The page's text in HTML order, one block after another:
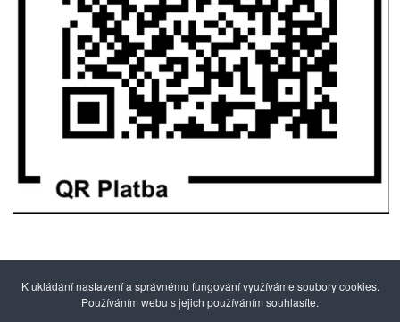
K ukládání nastavení a správnému fungování využíváme soubory cookies.
Používáním webu s jejich používáním souhlasíte.